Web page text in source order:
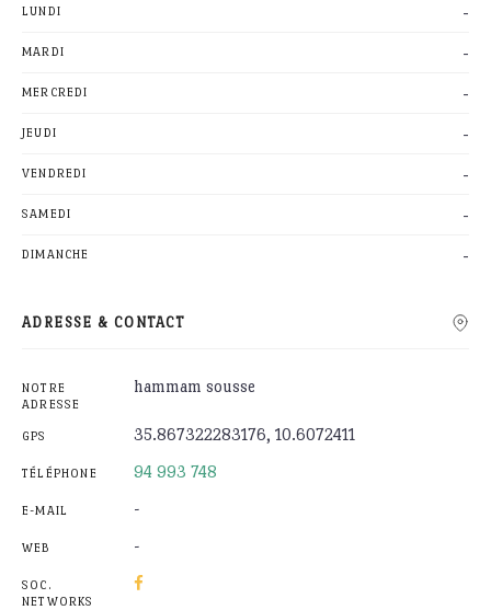
LUNDI -
MARDI -
MERCREDI -
JEUDI -
VENDREDI -
SAMEDI -
DIMANCHE -
ADRESSE & CONTACT
NOTRE
ADRESSE
hammam sousse
GPS 35.867322283176, 10.6072411
TÉLÉPHONE 94 993 748
E-MAIL -
WEB -
SOC.
NETWORKS